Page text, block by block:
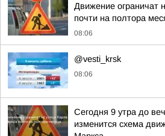
Движение ограничат
почти на полтора
08:06
@vesti_krsk
08:06
Сегодня 9 утра до
изменится схема